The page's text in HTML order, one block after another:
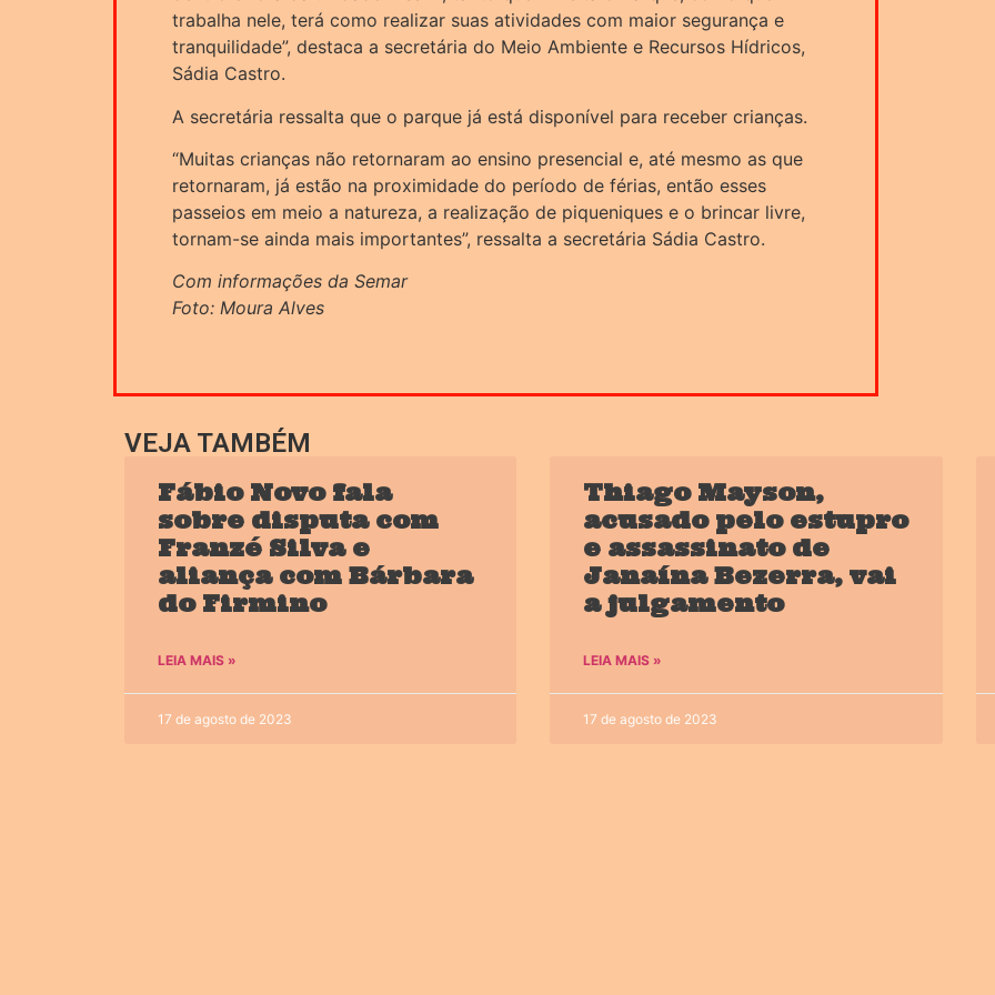
trabalha nele, terá como realizar suas atividades com maior segurança e
tranquilidade”, destaca a secretária do Meio Ambiente e Recursos Hídricos,
Sádia Castro.
A secretária ressalta que o parque já está disponível para receber crianças.
“Muitas crianças não retornaram ao ensino presencial e, até mesmo as que
retornaram, já estão na proximidade do período de férias, então esses
passeios em meio a natureza, a realização de piqueniques e o brincar livre,
tornam-se ainda mais importantes”, ressalta a secretária Sádia Castro.
Com informações da Semar
Foto: Moura Alves
VEJA TAMBÉM
Fábio Novo fala
sobre disputa com
Franzé Silva e
aliança com Bárbara
do Firmino
LEIA MAIS »
17 de agosto de 2023
Thiago Mayson,
acusado pelo estupro
e assassinato de
Janaína Bezerra, vai
a julgamento
LEIA MAIS »
17 de agosto de 2023